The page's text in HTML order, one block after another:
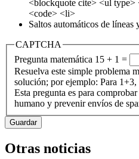
<blockquote cite> <ul type>
<code> <li>
Saltos automáticos de líneas
CAPTCHA
Pregunta matemática 15 + 1 =
Resuelva este simple problema
solución; por ejemplo: Para 1+3,
Esta pregunta es para
humano y prevenir envíos de
Otras noticias